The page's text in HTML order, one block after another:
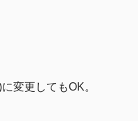
変更してもOK。